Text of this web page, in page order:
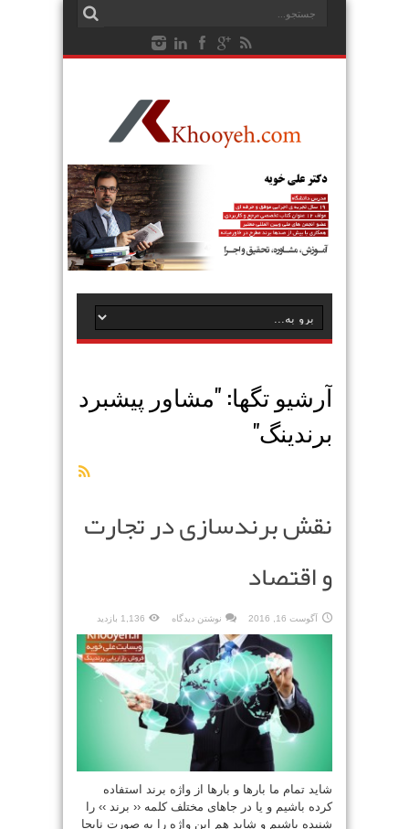
آرشیو تگها: "مشاور پیشبرد
برندینگ"
نقش برندسازی در تجارت
و اقتصاد
آگوست 16, 2016 نوشتن دیدگاه 1,136 بازدید
شاید تمام ما بارها و بارها از واژه برند استفاده
کرده باشیم و یا در جاهای مختلف کلمه ‹‹ برند ›› را
شنیده باشیم و شاید هم این واژه را به صورت نابجا